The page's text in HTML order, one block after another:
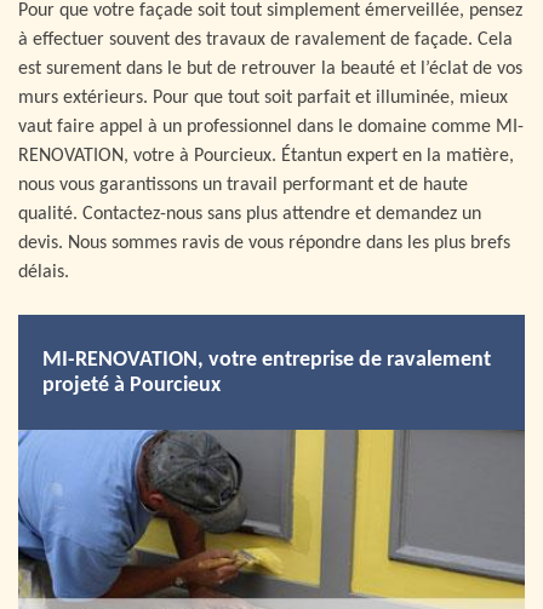
Pour que votre façade soit tout simplement émerveillée, pensez
à effectuer souvent des travaux de ravalement de façade. Cela
est surement dans le but de retrouver la beauté et l’éclat de vos
murs extérieurs. Pour que tout soit parfait et illuminée, mieux
vaut faire appel à un professionnel dans le domaine comme MI-
RENOVATION, votre à Pourcieux. Étantun expert en la matière,
nous vous garantissons un travail performant et de haute
qualité. Contactez-nous sans plus attendre et demandez un
devis. Nous sommes ravis de vous répondre dans les plus brefs
délais.
MI-RENOVATION, votre entreprise de ravalement
projeté à Pourcieux